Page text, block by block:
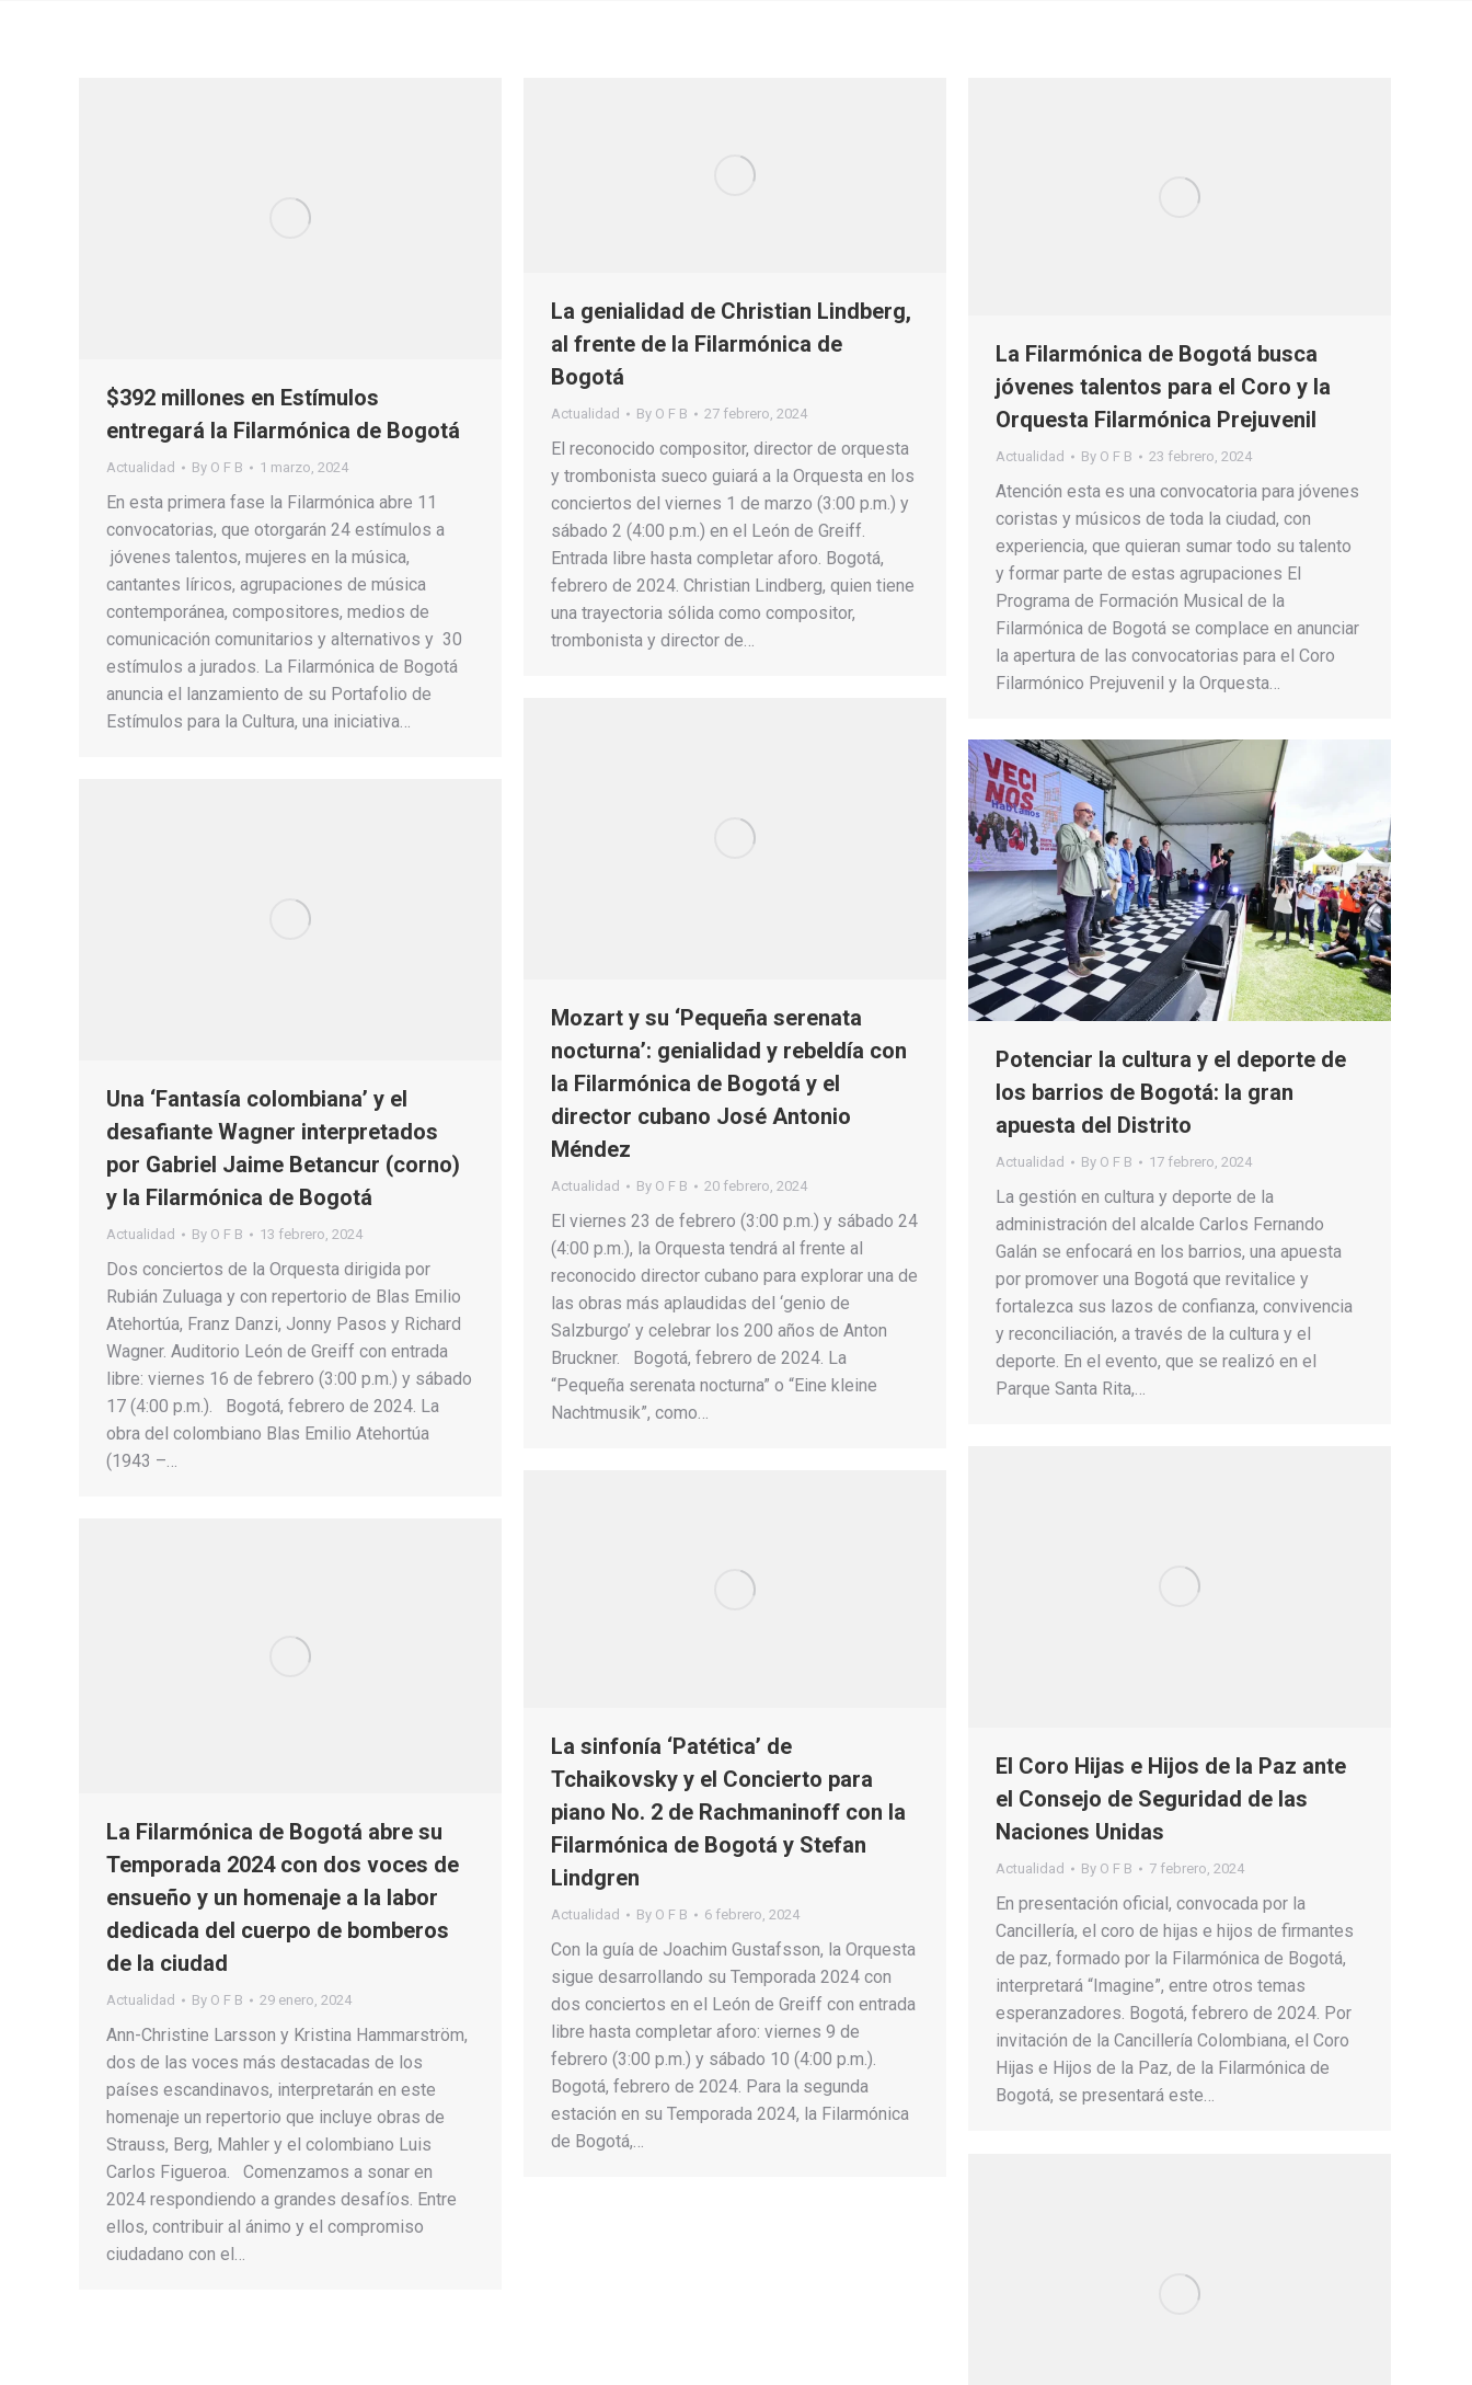
$392 millones en Estímulos
entregará la Filarmónica de Bogotá
Actualidad By O F B 1 marzo, 2024
En esta primera fase la Filarmónica abre 11
convocatorias, que otorgarán 24 estímulos a
jóvenes talentos, mujeres en la música,
cantantes líricos, agrupaciones de música
contemporánea, compositores, medios de
comunicación comunitarios y alternativos y 30
estímulos a jurados. La Filarmónica de Bogotá
anuncia el lanzamiento de su Portafolio de
Estímulos para la Cultura, una iniciativa…
La genialidad de Christian Lindberg,
al frente de la Filarmónica de
Bogotá
Actualidad By O F B 27 febrero, 2024
El reconocido compositor, director de orquesta
y trombonista sueco guiará a la Orquesta en los
conciertos del viernes 1 de marzo (3:00 p.m.) y
sábado 2 (4:00 p.m.) en el León de Greiff.
Entrada libre hasta completar aforo. Bogotá,
febrero de 2024. Christian Lindberg, quien tiene
una trayectoria sólida como compositor,
trombonista y director de…
La Filarmónica de Bogotá busca
jóvenes talentos para el Coro y la
Orquesta Filarmónica Prejuvenil
Actualidad By O F B 23 febrero, 2024
Atención esta es una convocatoria para jóvenes
coristas y músicos de toda la ciudad, con
experiencia, que quieran sumar todo su talento
y formar parte de estas agrupaciones El
Programa de Formación Musical de la
Filarmónica de Bogotá se complace en anunciar
la apertura de las convocatorias para el Coro
Filarmónico Prejuvenil y la Orquesta…
Mozart y su ‘Pequeña serenata
nocturna’: genialidad y rebeldía con
la Filarmónica de Bogotá y el
director cubano José Antonio
Méndez
Actualidad By O F B 20 febrero, 2024
El viernes 23 de febrero (3:00 p.m.) y sábado 24
(4:00 p.m.), la Orquesta tendrá al frente al
reconocido director cubano para explorar una de
las obras más aplaudidas del ‘genio de
Salzburgo’ y celebrar los 200 años de Anton
Bruckner. Bogotá, febrero de 2024. La
“Pequeña serenata nocturna” o “Eine kleine
Nachtmusik”, como…
Potenciar la cultura y el deporte de
los barrios de Bogotá: la gran
apuesta del Distrito
Actualidad By O F B 17 febrero, 2024
La gestión en cultura y deporte de la
administración del alcalde Carlos Fernando
Galán se enfocará en los barrios, una apuesta
por promover una Bogotá que revitalice y
fortalezca sus lazos de confianza, convivencia
y reconciliación, a través de la cultura y el
deporte. En el evento, que se realizó en el
Parque Santa Rita,…
Una ‘Fantasía colombiana’ y el
desafiante Wagner interpretados
por Gabriel Jaime Betancur (corno)
y la Filarmónica de Bogotá
Actualidad By O F B 13 febrero, 2024
Dos conciertos de la Orquesta dirigida por
Rubián Zuluaga y con repertorio de Blas Emilio
Atehortúa, Franz Danzi, Jonny Pasos y Richard
Wagner. Auditorio León de Greiff con entrada
libre: viernes 16 de febrero (3:00 p.m.) y sábado
17 (4:00 p.m.). Bogotá, febrero de 2024. La
obra del colombiano Blas Emilio Atehortúa
(1943 –…
El Coro Hijas e Hijos de la Paz ante
el Consejo de Seguridad de las
Naciones Unidas
Actualidad By O F B 7 febrero, 2024
En presentación oficial, convocada por la
Cancillería, el coro de hijas e hijos de firmantes
de paz, formado por la Filarmónica de Bogotá,
interpretará “Imagine”, entre otros temas
esperanzadores. Bogotá, febrero de 2024. Por
invitación de la Cancillería Colombiana, el Coro
Hijas e Hijos de la Paz, de la Filarmónica de
Bogotá, se presentará este…
La sinfonía ‘Patética’ de
Tchaikovsky y el Concierto para
piano No. 2 de Rachmaninoff con la
Filarmónica de Bogotá y Stefan
Lindgren
Actualidad By O F B 6 febrero, 2024
Con la guía de Joachim Gustafsson, la Orquesta
sigue desarrollando su Temporada 2024 con
dos conciertos en el León de Greiff con entrada
libre hasta completar aforo: viernes 9 de
febrero (3:00 p.m.) y sábado 10 (4:00 p.m.).
Bogotá, febrero de 2024. Para la segunda
estación en su Temporada 2024, la Filarmónica
de Bogotá,…
La Filarmónica de Bogotá abre su
Temporada 2024 con dos voces de
ensueño y un homenaje a la labor
dedicada del cuerpo de bomberos
de la ciudad
Actualidad By O F B 29 enero, 2024
Ann-Christine Larsson y Kristina Hammarström,
dos de las voces más destacadas de los
países escandinavos, interpretarán en este
homenaje un repertorio que incluye obras de
Strauss, Berg, Mahler y el colombiano Luis
Carlos Figueroa. Comenzamos a sonar en
2024 respondiendo a grandes desafíos. Entre
ellos, contribuir al ánimo y el compromiso
ciudadano con el…